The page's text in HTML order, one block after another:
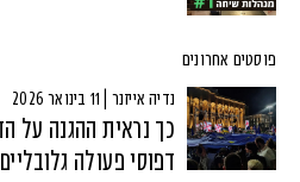
פוסטים אחרונים
נדיה אייזנר | 11 בינואר 2026
דפוסי פעולה גלובליים